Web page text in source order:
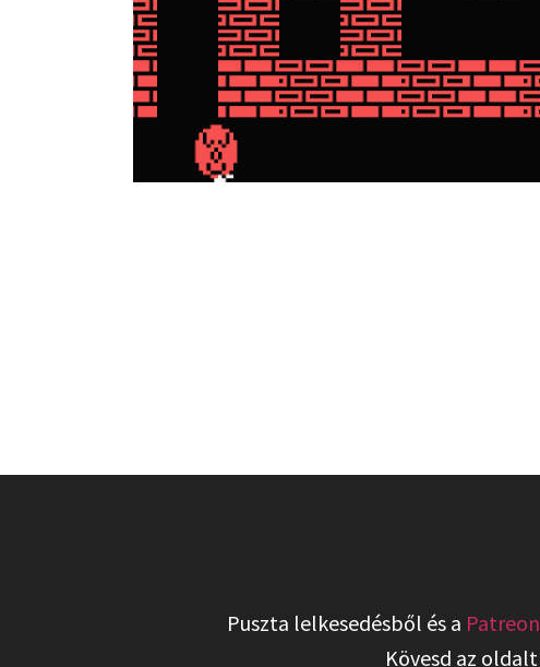
Puszta lelkesedésből és a Patreon
Kövesd az oldalt